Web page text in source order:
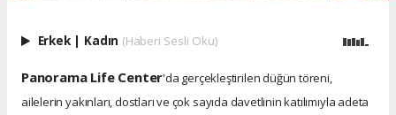
Erkek | Kadın (Haberi Sesli Oku)
Panorama Life Center'da gerçekleştirilen düğün töreni,
ailelerin yakınları, dostları ve çok sayıda davetlinin katılımıyla adeta